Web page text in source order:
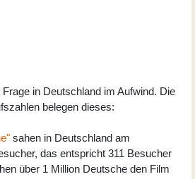
in Deutschland im Aufwind. Die
belegen dieses:
sahen in Deutschland am
das entspricht 311 Besucher
über 1 Million Deutsche den Film